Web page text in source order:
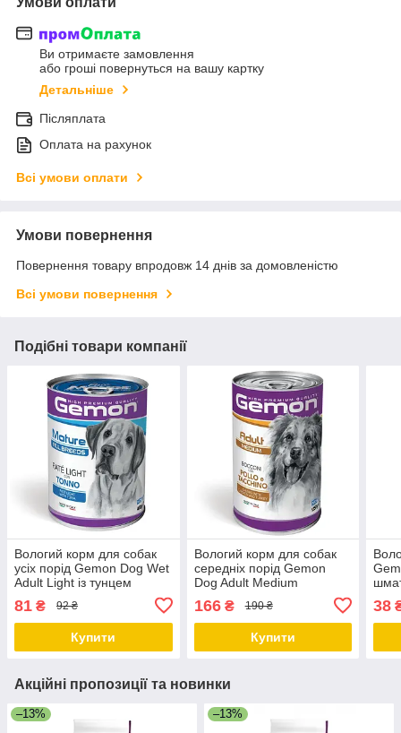
Ви отримаєте замовлення
або гроші повернуться на вашу картку
Детальніше
Післяплата
Оплата на рахунок
Всі умови оплати
Умови повернення
Повернення товару впродовж 14 днів за домовленістю
Всі умови повернення
Подібні товари компанії
Вологий корм для собак
усіх порід Gemon Dog Wet
Adult Light із тунцем
81 ₴ 92 ₴
Купити
Вологий корм для собак
середніх порід Gemon
Dog Adult Medium
індичкою 1.25 кг
166₴ 190 ₴
Купити
38
Акційні пропозиції та новинки
–13% –13%